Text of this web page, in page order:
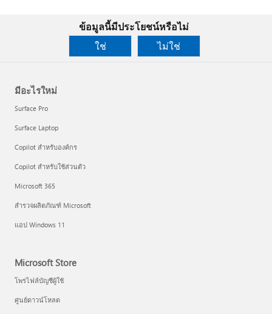
ข้อมูลนี้มีประโยชน์หรือไม่
ใช่
ไม่ใช่
มีอะไรใหม่
Surface Pro
Surface Laptop
Copilot สำหรับองค์กร
Copilot สำหรับใช้ส่วนตัว
Microsoft 365
สำรวจผลิตภัณฑ์ Microsoft
แอป Windows 11
Microsoft Store
โพรไฟล์บัญชีผู้ใช้
ศูนย์ดาวน์โหลด